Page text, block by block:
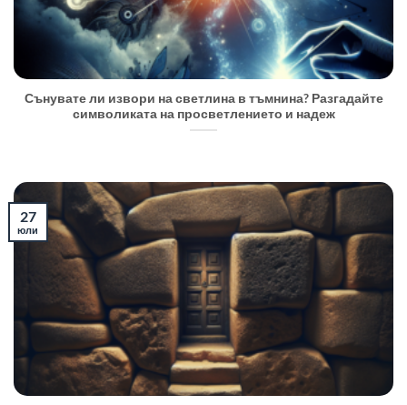
Сънувате ли извори на светлина в тъмнина? Разгадайте
символиката на просветлението и надеж
27
юли